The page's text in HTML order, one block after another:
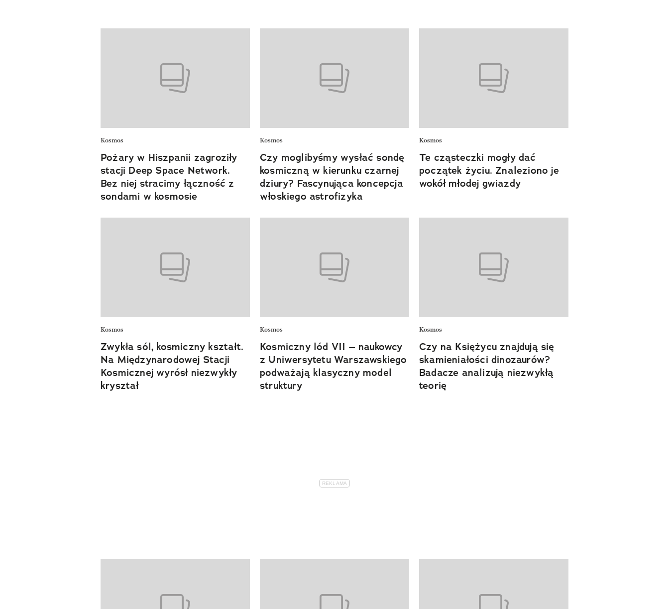
Kosmos
Pożary w Hiszpanii zagroziły
stacji Deep Space Network.
Bez niej stracimy łączność z
sondami w kosmosie
Kosmos
Czy moglibyśmy wysłać sondę
kosmiczną w kierunku czarnej
dziury? Fascynująca koncepcja
włoskiego astrofizyka
Kosmos
Te cząsteczki mogły dać
początek życiu. Znaleziono je
wokół młodej gwiazdy
Kosmos
Zwykła sól, kosmiczny kształt.
Na Międzynarodowej Stacji
Kosmicznej wyrósł niezwykły
kryształ
Kosmos
Kosmiczny lód VII – naukowcy
z Uniwersytetu Warszawskiego
podważają klasyczny model
struktury
Kosmos
Czy na Księżycu znajdują się
skamieniałości dinozaurów?
Badacze analizują niezwykłą
teorię